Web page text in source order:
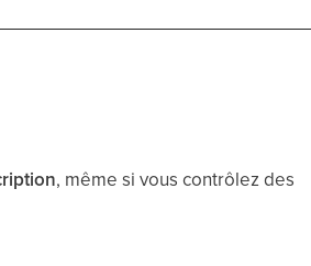
, même si vous contrôlez des